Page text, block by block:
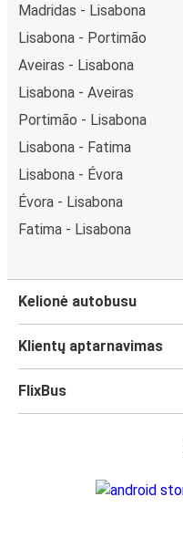
Madridas - Lisabona
Lisabona - Portimão
Aveiras - Lisabona
Lisabona - Aveiras
Portimão - Lisabona
Lisabona - Fatima
Lisabona - Évora
Évora - Lisabona
Fatima - Lisabona
Kelionė autobusu
Klientų aptarnavimas
FlixBus